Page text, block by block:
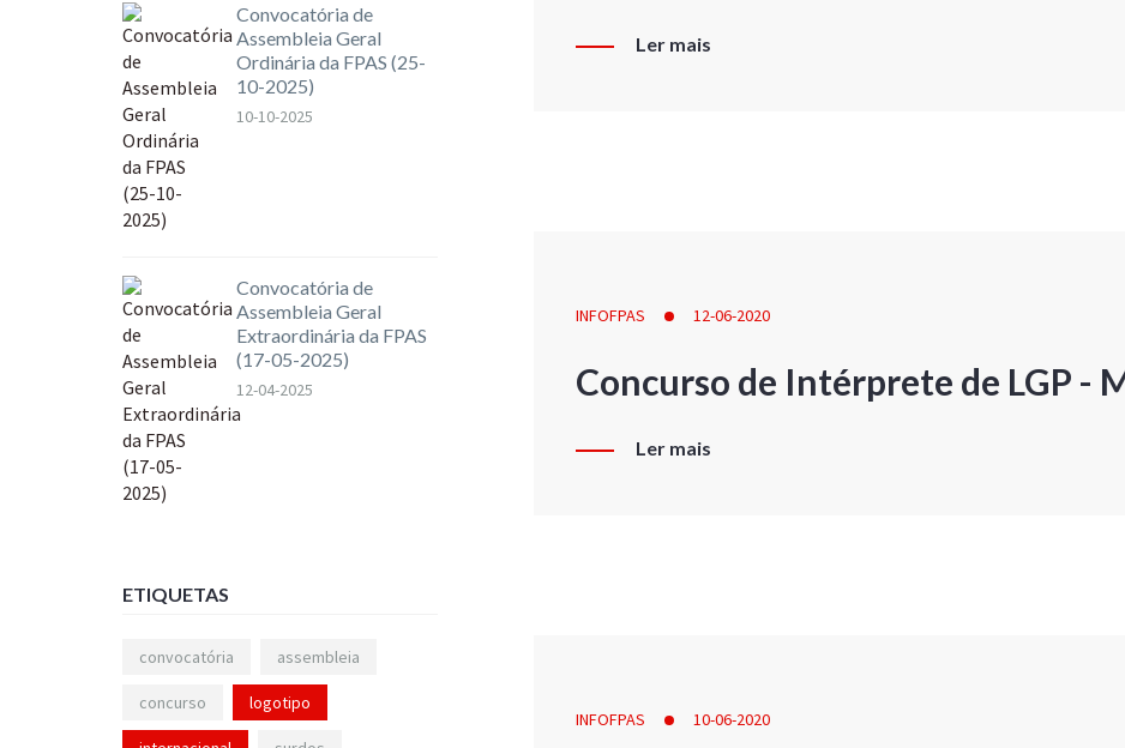
Ler mais
INFOFPAS 12-06-2020
Concurso de Intérprete de LGP -
Ler mais
INFOFPAS 10-06-2020
Convocatória de
Assembleia Geral
Ordinária da FPAS (25-
10-2025)
10-10-2025
Convocatória de
Assembleia Geral
Extraordinária da FPAS
(17-05-2025)
12-04-2025
ETIQUETAS
convocatória assembleia
concurso logotipo